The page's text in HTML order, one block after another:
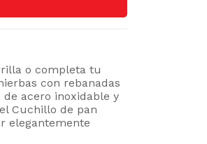
o completa tu
con rebanadas
acero inoxidable y
Cuchillo de pan
elegantemente